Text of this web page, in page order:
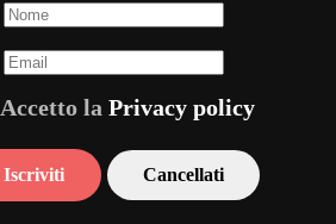
Accetto laPrivacy policy